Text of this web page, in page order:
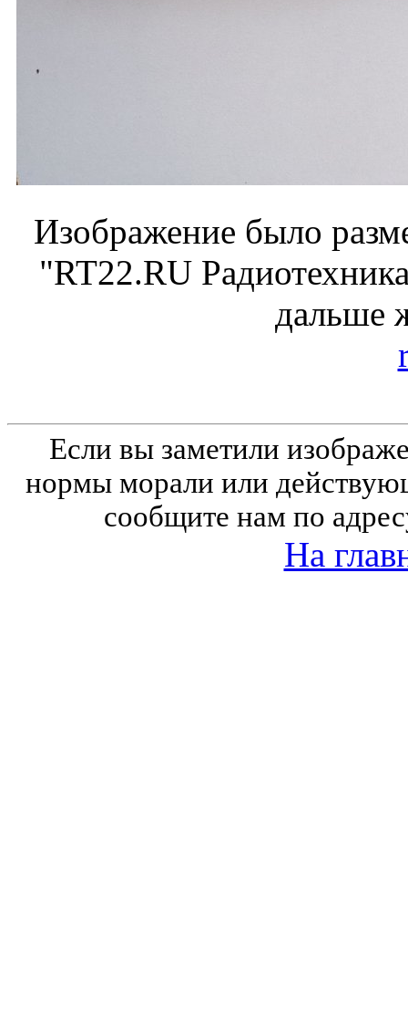
Изображение было
"RT22.RU
дальше
Если вы заметили
нормы морали или
сообщите нам по
На